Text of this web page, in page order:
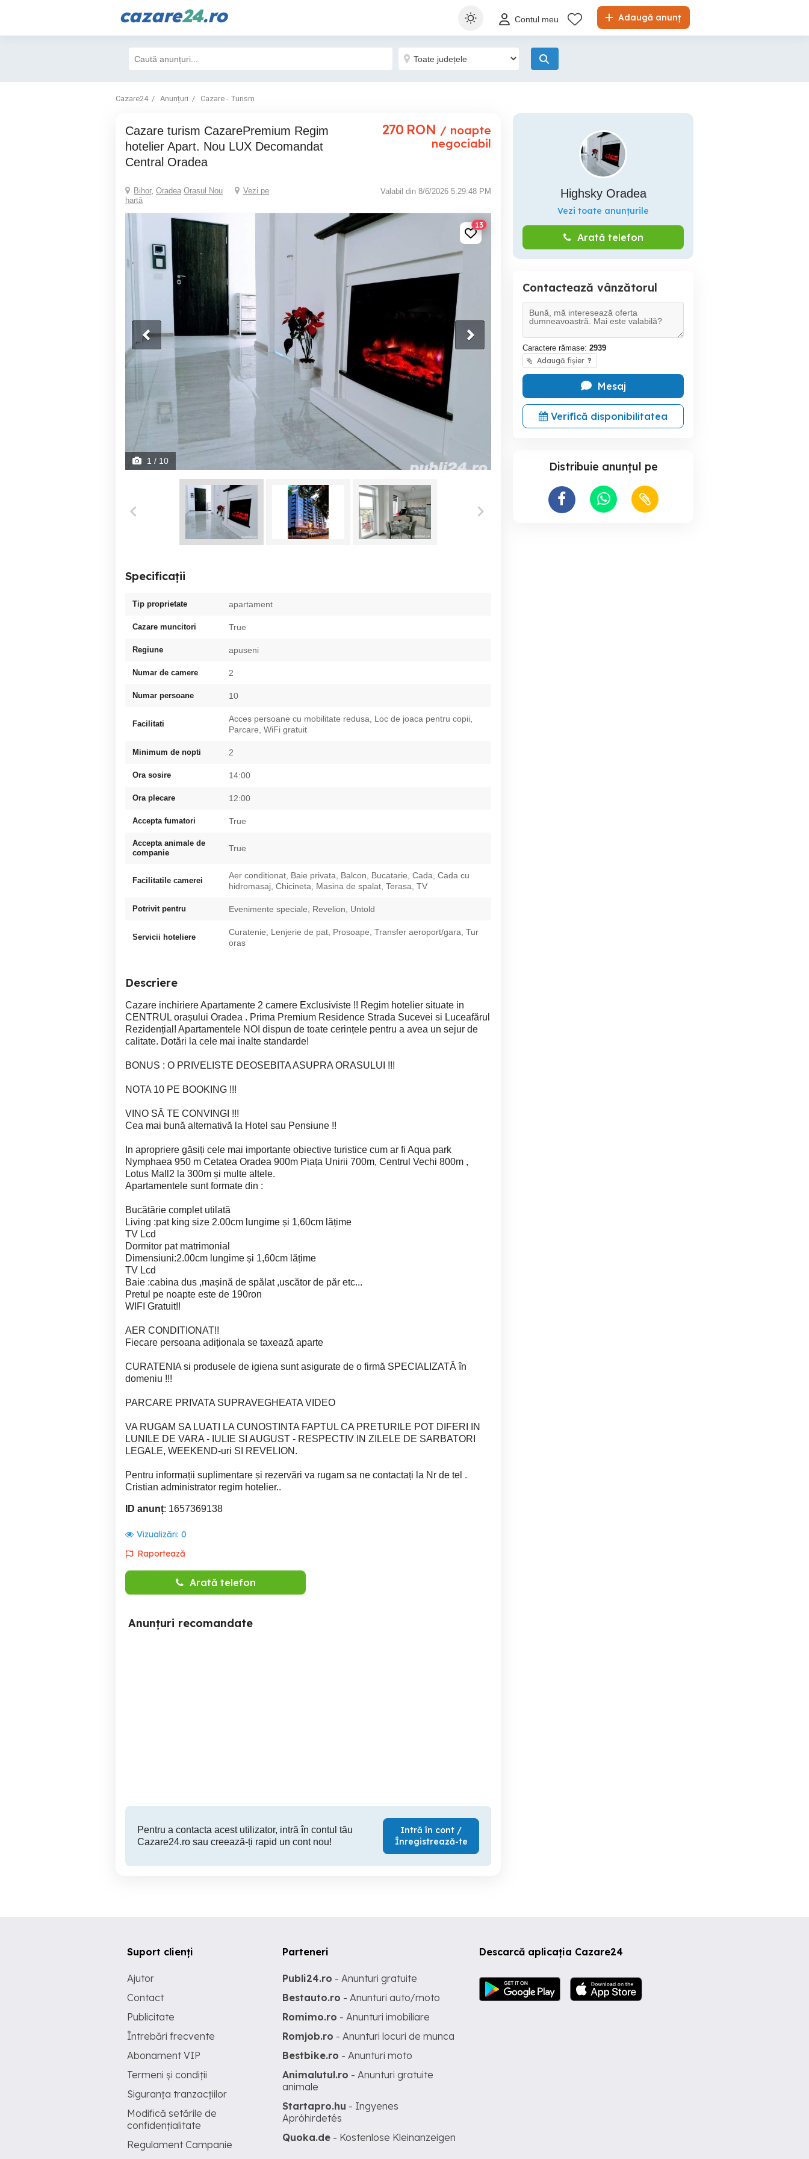
cazare24.ro Adaugă anunț
Contul meu
Cazare24 Anunțuri Cazare - Turism
cazare turism CazarePremium Regim
hotelier Apart. Nou LUX Decomandat
Central Oradea
270 RON / noapte
negociabil
Bihor, Oradea Orașul Nou
Vezi pe
hartă
Valabil din 8/6/2026 5:29:48 PM
13
1 / 10
Specificații
Tip proprietate apartament
Cazare muncitori True
Regiune apuseni
Numar de camere 2
Numar persoane 10
Facilitati
Acces persoane cu mobilitate redusa, Loc de joaca pentru copii,
Parcare, WiFi gratuit
Minimum de nopti 2
Ora sosire 14:00
Ora plecare 12:00
Accepta fumatori True
Accepta animale de
companie
True
Facilitatile camerei
Aer conditionat, Baie privata, Balcon, Bucatarie, Cada, Cada cu
hidromasaj, Chicineta, Masina de spalat, Terasa, TV
Potrivit pentru Evenimente speciale, Revelion, Untold
Servicii hoteliere
Curatenie, Lenjerie de pat, Prosoape, Transfer aeroport/gara, Tur
oras
Descriere
Cazare inchiriere Apartamente 2 camere Exclusiviste !! Regim hotelier situate in
CENTRUL orașului Oradea . Prima Premium Residence Strada Sucevei si Luceafărul
Rezidențial! Apartamentele NOI dispun de toate cerințele pentru a avea un sejur de
calitate. Dotări la cele mai inalte standarde!
BONUS : O PRIVELISTE DEOSEBITA ASUPRA ORASULUI !!!
NOTA 10 PE BOOKING !!!
VINO SĂ TE CONVINGI !!!
Cea mai bună alternativă la Hotel sau Pensiune !!
In apropriere găsiți cele mai importante obiective turistice cum ar fi Aqua park
Nymphaea 950 m Cetatea Oradea 900m Piața Unirii 700m, Centrul Vechi 800m ,
Lotus Mall2 la 300m și multe altele.
Apartamentele sunt formate din :
Bucătărie complet utilată
Living :pat king size 2.00cm lungime și 1,60cm lățime
TV Lcd
Dormitor pat matrimonial
Dimensiuni:2.00cm lungime și 1,60cm lățime
TV Lcd
Baie :cabina dus ,mașină de spălat ,uscător de păr etc...
Pretul pe noapte este de 190ron
WIFI Gratuit!!
AER CONDITIONAT!!
Fiecare persoana adiționala se taxează aparte
CURATENIA si produsele de igiena sunt asigurate de o firmă SPECIALIZATĂ în
domeniu !!!
PARCARE PRIVATA SUPRAVEGHEATA VIDEO
VA RUGAM SA LUATI LA CUNOSTINTA FAPTUL CA PRETURILE POT DIFERI IN
LUNILE DE VARA - IULIE SI AUGUST - RESPECTIV IN ZILELE DE SARBATORI
LEGALE, WEEKEND-uri SI REVELION.
Pentru informații suplimentare și rezervări va rugam sa ne contactați la Nr de tel .
Cristian administrator regim hotelier..
ID anunț: 1657369138
Vizualizări: 0
Raportează
Arată telefon
Anunțuri recomandate
Pentru a contacta acest utilizator, intră în contul tău
Cazare24.ro sau creează-ți rapid un cont nou!
Intră în cont /
Înregistrează-te
Highsky Oradea
Vezi toate anunțurile
Arată telefon
Contactează vânzătorul
Caractere rămase: 2939
Adaugă fișier ?
Mesaj
Verifică disponibilitatea
Distribuie anunțul pe
Descarcă aplicația Cazare24
Suport clienți
Ajutor
Contact
Publicitate
Întrebări frecvente
Abonament VIP
Termeni și condiții
Siguranța tranzacțiilor
Modifică setările de
confidențialitate
Regulament Campanie
Parteneri
Publi24.ro - Anunturi gratuite
Bestauto.ro - Anunturi auto/moto
Romimo.ro - Anunturi imobiliare
Romjob.ro - Anunturi locuri de munca
Bestbike.ro - Anunturi moto
Animalutul.ro - Anunturi gratuite
animale
Startapro.hu - Ingyenes
Apróhirdetés
Quoka.de - Kostenlose Kleinanzeigen